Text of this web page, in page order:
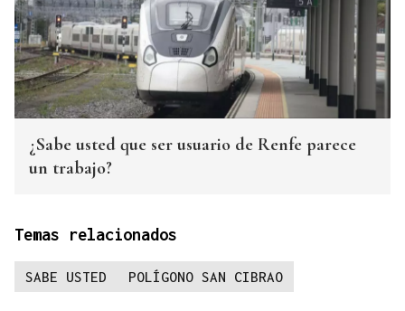
¿Sabe usted que ser usuario de Renfe parece
un trabajo?
Temas relacionados
SABE USTED POLÍGONO SAN CIBRAO